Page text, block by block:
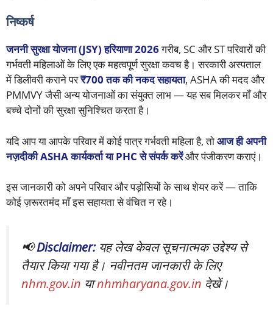
निष्कर्ष
जननी सुरक्षा योजना (JSY) हरियाणा 2026गरीब, SC और ST परिवारों की
गर्भवती महिलाओं के लिए एक महत्वपूर्ण सुरक्षा कवच है। सरकारी अस्पताल
में डिलीवरी कराने पर₹700 तक की नकद सहायता, ASHA की मदद और
PMMVY जैसी अन्य योजनाओं का संयुक्त लाभ — यह सब मिलकर माँ और
बच्चे दोनों की सुरक्षा सुनिश्चित करता है।
यदि आप या आपके परिवार में कोई पात्र गर्भवती महिला है, तोआज ही अपनी
नज़दीकी ASHA कार्यकर्ता या PHC से संपर्क करेंऔर पंजीकरण कराएं।
इस जानकारी को अपने परिवार और पड़ोसियों के साथ शेयर करें — ताकि
कोई ज़रूरतमंद माँ इस सहायता से वंचित न रहे।
📢Disclaimer:यह लेख केवल सूचनात्मक उद्देश्य से
तैयार किया गया है। नवीनतम जानकारी के लिए
nhm.gov.in याnhmharyana.gov.in देखें।